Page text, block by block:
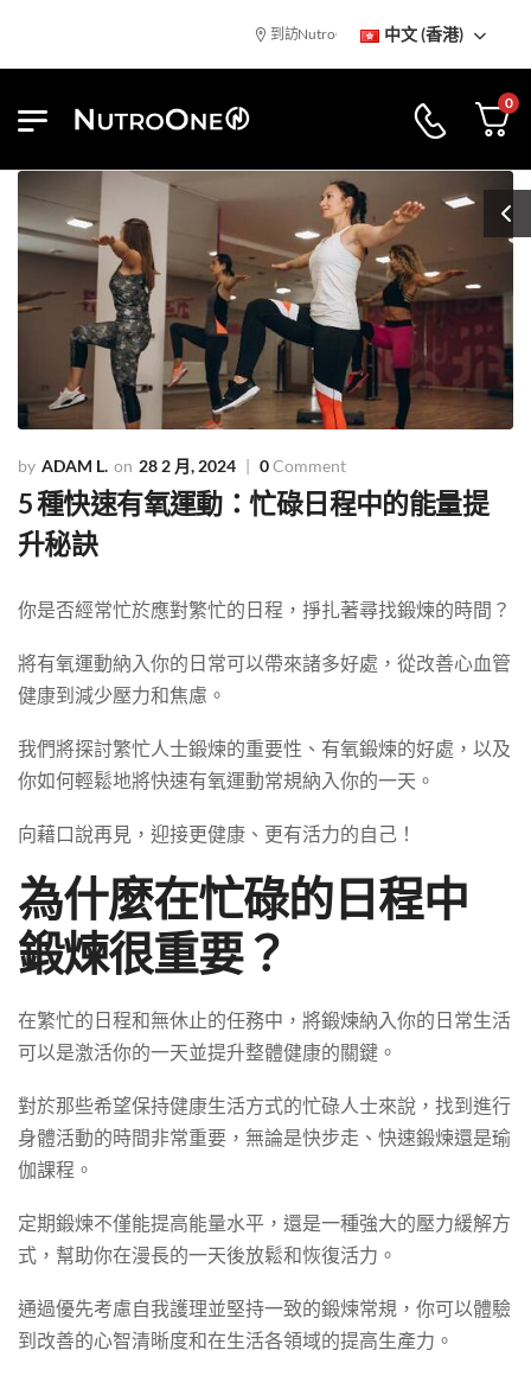
到訪NutroOne陳列室 免基本運費
中文 (香港)
0
ADAM L. 28 2 月, 2024 0Comment
5 種快速有氧運動：忙碌日程中的能量提
升秘訣
你是否經常忙於應對繁忙的日程，掙扎著尋找鍛煉的時間？
將有氧運動納入你的日常可以帶來諸多好處，從改善心血管
健康到減少壓力和焦慮。
我們將探討繁忙人士鍛煉的重要性、有氧鍛煉的好處，以及
你如何輕鬆地將快速有氧運動常規納入你的一天。
向藉口說再見，迎接更健康、更有活力的自己！
為什麼在忙碌的日程中
鍛煉很重要？
在繁忙的日程和無休止的任務中，將鍛煉納入你的日常生活
可以是激活你的一天並提升整體健康的關鍵。
對於那些希望保持健康生活方式的忙碌人士來說，找到進行
身體活動的時間非常重要，無論是快步走、快速鍛煉還是瑜
伽課程。
定期鍛煉不僅能提高能量水平，還是一種強大的壓力緩解方
式，幫助你在漫長的一天後放鬆和恢復活力。
通過優先考慮自我護理並堅持一致的鍛煉常規，你可以體驗
到改善的心智清晰度和在生活各領域的提高生產力。